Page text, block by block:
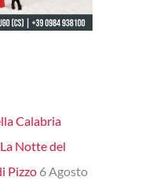
Calabria
Notte del
Pizzo 6 Agosto